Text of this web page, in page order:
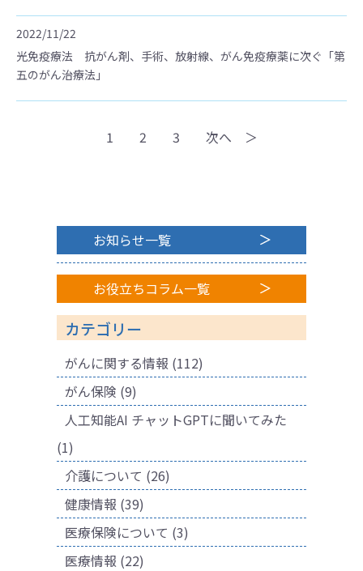
2022/11/22
光免疫療法 抗がん剤、手術、放射線、がん免疫療薬に次ぐ「第
五のがん治療法」
1 2 3 次へ ＞
お知らせ一覧
お役立ちコラム一覧
カテゴリー
がんに関する情報 (112)
がん保険 (9)
人工知能AI チャットGPTに聞いてみた
(1)
介護について (26)
健康情報 (39)
医療保険について (3)
医療情報 (22)